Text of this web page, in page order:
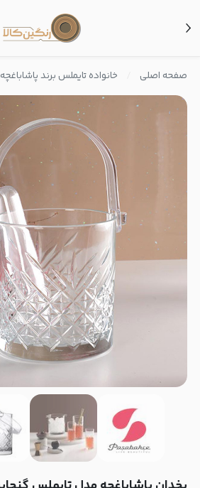
صفحه اصلی خانواده تایملس برند پاشاباغچه